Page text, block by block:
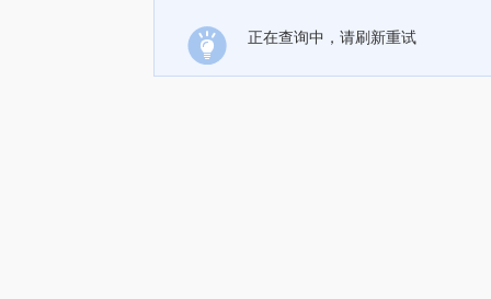
正在查询中，请刷新重试